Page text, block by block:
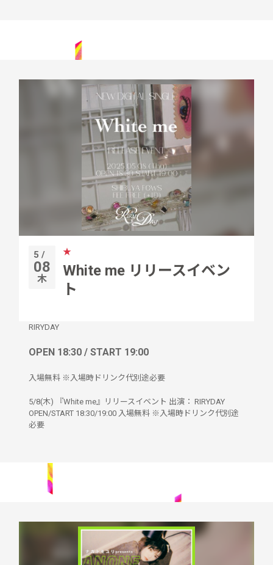
5 /
08
木
★
White me リリースイベン
ト
RIRYDAY
OPEN 18:30 / START 19:00
入場無料 ※入場時ドリンク代別途必要
5/8(木) 『White me』リリースイベント 出演： RIRYDAY
OPEN/START 18:30/19:00 入場無料 ※入場時ドリンク代別途
必要